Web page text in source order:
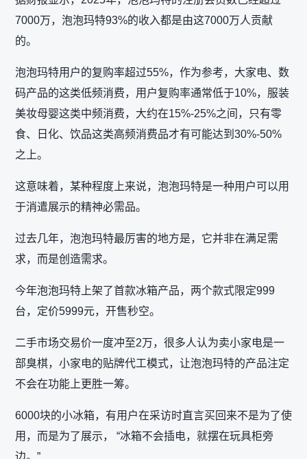
7000万，泡泡玛特93%的收入都是由这7000万人贡献
的。
泡泡玛特用户的复购率超过55%，作为参考，大家电、数
码产品的这类低频消费，用户复购率通常低于10%，服装
美妆母婴这类中频消费，大约在15%-25%之间，只有零
食、日化、饮品这类高频消费品才有可能达到30%-50%
之上。
这意味着，某种程度上来说，泡泡玛特是一种用户可以用
于消遣展示的精神必需品。
过去几年，泡泡玛特最厉害的地方是，它并非在满足需
求，而是创造需求。
今年泡泡玛特上架了首款冰箱产品，两个款式限定999
台，定价5999元，开售秒空。
二手市场交易价一度冲至2万，很多人认为卖小家电是一
部臭棋，小家电的贴牌代工模式，让泡泡玛特的产品注定
不会在功能上更胜一筹。
6000块的小冰箱，有用户在采访时直言买回来不是为了使
用，而是为了展示， “冰箱不会插电，就摆在玩具柜旁
边。”